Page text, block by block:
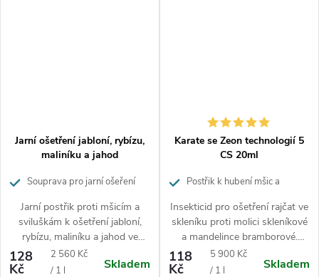
Jarní ošetření jabloní, rybízu,
maliníku a jahod
Souprava pro jarní ošeření
Jarní postřik proti mšicím a
sviluškám k ošetření jabloní,
rybízu, maliníku a jahod ve
formě rozpustného
koncentrátu.
128
Kč
Měrná
cena:
2 560 Kč
/ 1 l
Skladem
Karate se Zeon technologií 5
CS 20ml
Postřik k hubení mšic a
Insekticid pro ošetření rajčat ve
skleníku proti molici skleníkové
a mandelince bramborové.
Působí rychle po kontaktu i při
požeru škůdcem.
118
Kč
Měrná
cena:
5 900 Kč
/ 1 l
Skladem